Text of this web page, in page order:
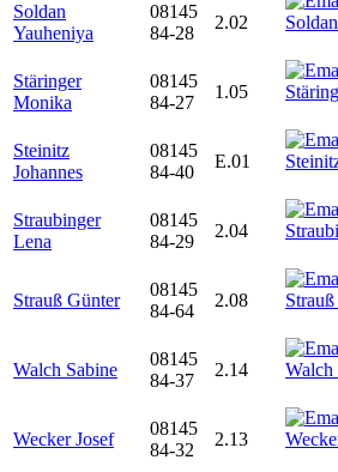
Soldan
Yauheniya
08145
84-28
2.02
Stäringer
Monika
08145
84-27
1.05
Steinitz
Johannes
08145
84-40
E.01
Straubinger
Lena
08145
84-29
2.04
Strauß Günter
08145
84-64
2.08
Walch Sabine
08145
84-37
2.14
Wecker Josef
08145
84-32
2.13